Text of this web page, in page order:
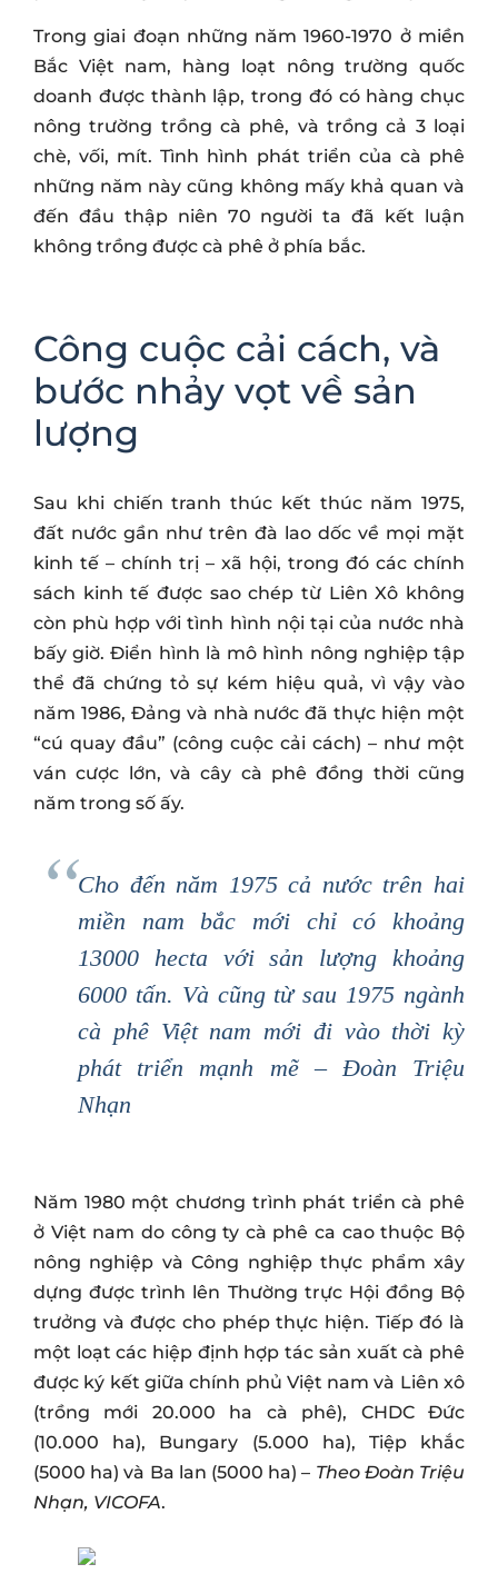
Trong giai đoạn những năm 1960-1970 ở miền
Bắc Việt nam, hàng loạt nông trường quốc
doanh được thành lập, trong đó có hàng chục
nông trường trồng cà phê, và trồng cả 3 loại
chè, vối, mít. Tình hình phát triển của cà phê
những năm này cũng không mấy khả quan và
đến đầu thập niên 70 người ta đã kết luận
không trồng được cà phê ở phía bắc.
Công cuộc cải cách, và
bước nhảy vọt về sản
lượng
Sau khi chiến tranh thúc kết thúc năm 1975,
đất nước gần như trên đà lao dốc về mọi mặt
kinh tế – chính trị – xã hội, trong đó các chính
sách kinh tế được sao chép từ Liên Xô không
còn phù hợp với tình hình nội tại của nước nhà
bấy giờ. Điển hình là mô hình nông nghiệp tập
thể đã chứng tỏ sự kém hiệu quả, vì vậy vào
năm 1986, Đảng và nhà nước đã thực hiện một
“cú quay đầu” (công cuộc cải cách) – như một
ván cược lớn, và cây cà phê đồng thời cũng
năm trong số ấy.
Cho đến năm 1975 cả nước trên hai
miền nam bắc mới chỉ có khoảng
13000 hecta với sản lượng khoảng
6000 tấn. Và cũng từ sau 1975 ngành
cà phê Việt nam mới đi vào thời kỳ
phát triển mạnh mẽ– Đoàn Triệu
Nhạn
Năm 1980 một chương trình phát triển cà phê
ở Việt nam do công ty cà phê ca cao thuộc Bộ
nông nghiệp và Công nghiệp thực phẩm xây
dựng được trình lên Thường trực Hội đồng Bộ
trưởng và được cho phép thực hiện. Tiếp đó là
một loạt các hiệp định hợp tác sản xuất cà phê
được ký kết giữa chính phủ Việt nam và Liên xô
(trồng mới 20.000 ha cà phê), CHDC Đức
(10.000 ha), Bungary (5.000 ha), Tiệp khắc
(5000 ha) và Ba lan (5000 ha) – Theo Đoàn Triệu
Nhạn, VICOFA.